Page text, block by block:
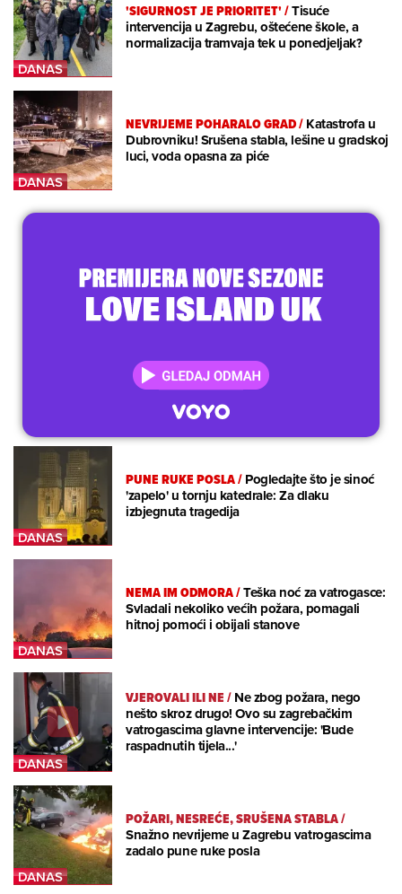
'SIGURNOST JE PRIORITET'/Tisuće
intervencija u Zagrebu, oštećene škole, a
normalizacija tramvaja tek u ponedjeljak?
NEVRIJEME POHARALO GRAD/Katastrofa u
Dubrovniku! Srušena stabla, lešine u gradskoj
luci, voda opasna za piće
PUNE RUKE POSLA/Pogledajte što je sinoć
'zapelo' u tornju katedrale: Za dlaku
izbjegnuta tragedija
NEMA IM ODMORA/Teška noć za vatrogasce:
Svladali nekoliko većih požara, pomagali
hitnoj pomoći i obijali stanove
VJEROVALI ILI NE/Ne zbog požara, nego
nešto skroz drugo! Ovo su zagrebačkim
vatrogascima glavne intervencije: 'Bude
raspadnutih tijela...'
POŽARI, NESREĆE, SRUŠENA STABLA/
Snažno nevrijeme u Zagrebu vatrogascima
zadalo pune ruke posla